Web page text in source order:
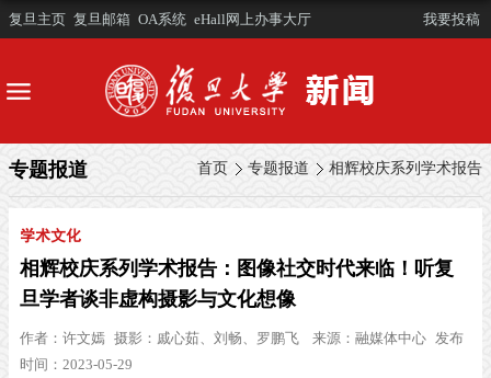
复旦主页 复旦邮箱 OA系统 eHall网上办事大厅 我要投稿
首页 专题报道 相辉校庆系列学术报告
专题报道
学术文化
相辉校庆系列学术报告：图像社交时代来临！听复
旦学者谈非虚构摄影与文化想像
作者： 许文嫣 摄影： 戚心茹、刘畅、罗鹏飞 来源： 融媒体中心 发布
时间：2023-05-29